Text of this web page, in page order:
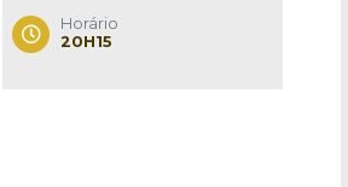
Horário
20H15